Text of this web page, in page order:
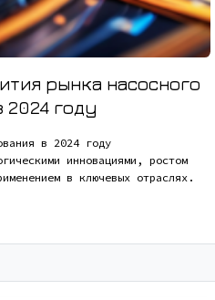
рынка насосного
году
в 2024 году
инновациями, ростом
в ключевых отраслях.